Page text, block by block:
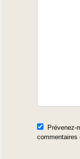
Prévenez-
commentaires